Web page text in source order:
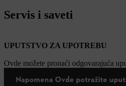
Servis i saveti
UPUTSTVO ZA UPOTREBU
Ovde možete pronaći odgovarajuća
Napomena Ovde potražite